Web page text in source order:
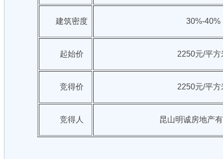
建筑密度 30%-40%
起始价 2250元/平方
竞得价 2250元/平方
竞得人 昆山明诚房地产